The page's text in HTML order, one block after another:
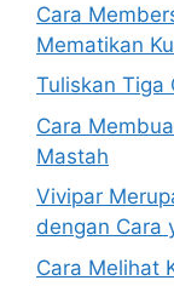
Cara
Mematikan
Tuliskan Tiga
Cara
Mastah
Vivipar
dengan Cara
Cara Melihat